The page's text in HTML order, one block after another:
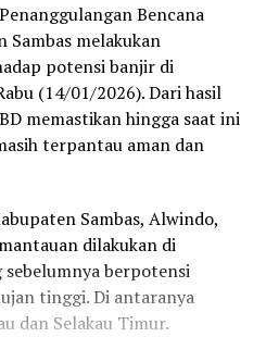
Bencana
Sambas melakukan
potensi banjir di
(14/01/2026). Dari hasil
memastikan hingga saat ini
terpantau aman dan
Sambas, Alwindo,
dilakukan di
sebelumnya berpotensi
tinggi. Di antaranya
dan Selakau Timur.